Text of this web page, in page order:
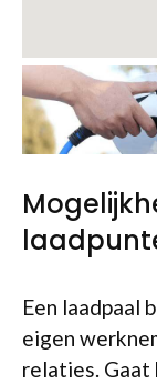
Een laadpaal
eigen
relaties. Gaat